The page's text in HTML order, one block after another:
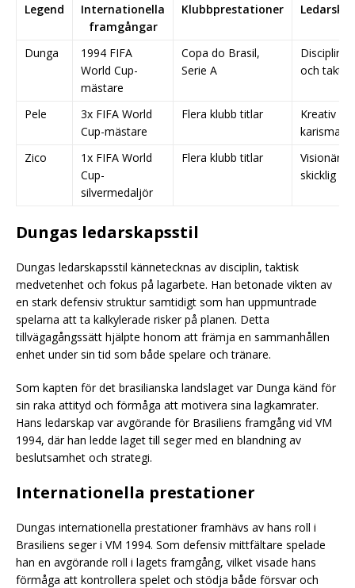
Legend
Internationella
framgångar
Klubbprestationer
Dunga
1994 FIFA
World Cup-
mästare
Copa do Brasil,
Serie A
och taktisk
Pele
3x FIFA World
Cup-mästare
Flera klubb titlar
Kreativ
Zico
1x FIFA World
Cup-
silvermedaljör
Flera klubb titlar
Visionär
skicklig
Dungas ledarskapsstil
Dungas ledarskapsstil kännetecknas av disciplin, taktisk
medvetenhet och fokus på lagarbete. Han betonade vikten av
en stark defensiv struktur samtidigt som han uppmuntrade
spelarna att ta kalkylerade risker på planen. Detta
tillvägagångssätt hjälpte honom att främja en sammanhållen
enhet under sin tid som både spelare och tränare.
Som kapten för det brasilianska landslaget var Dunga känd för
sin raka attityd och förmåga att motivera sina lagkamrater.
Hans ledarskap var avgörande för Brasiliens framgång vid VM
1994, där han ledde laget till seger med en blandning av
beslutsamhet och strategi.
Internationella prestationer
Dungas internationella prestationer framhävs av hans roll i
Brasiliens seger i VM 1994. Som defensiv mittfältare spelade
han en avgörande roll i lagets framgång, vilket visade hans
förmåga att kontrollera spelet och stödja både försvar och